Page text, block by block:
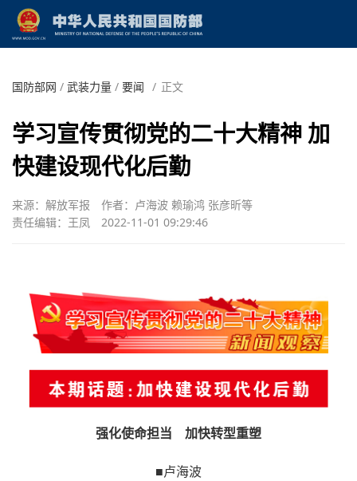
国防部网 / 武装力量 / 要闻 / 正文
学习宣传贯彻党的二十大精神 加
快建设现代化后勤
来源：解放军报
作者：卢海波 赖瑜鸿 张彦昕等
责任编辑：王凤
2022-11-01 09:29:46
强化使命担当 加快转型重塑
■卢海波